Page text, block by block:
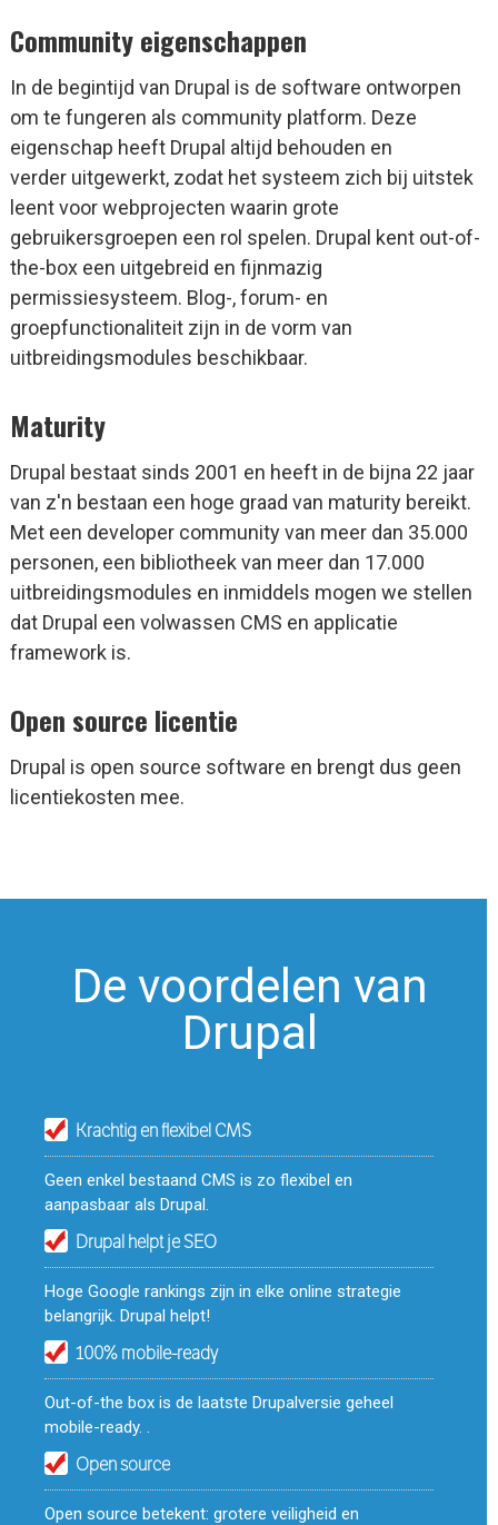
Community eigenschappen
In de begintijd van Drupal is de software ontworpen
om te fungeren als community platform. Deze
eigenschap heeft Drupal altijd behouden en
verder uitgewerkt, zodat het systeem zich bij uitstek
leent voor webprojecten waarin grote
gebruikersgroepen een rol spelen. Drupal kent out-of-
the-box een uitgebreid en fijnmazig
permissiesysteem. Blog-, forum- en
groepfunctionaliteit zijn in de vorm van
uitbreidingsmodules beschikbaar.
Maturity
Drupal bestaat sinds 2001 en heeft in de bijna 22 jaar
van z'n bestaan een hoge graad van maturity bereikt.
Met een developer community van meer dan 35.000
personen, een bibliotheek van meer dan 17.000
uitbreidingsmodules en inmiddels mogen we stellen
dat Drupal een volwassen CMS en applicatie
framework is.
Open source licentie
Drupal is open source software en brengt dus geen
licentiekosten mee.
De voordelen van
Drupal
Krachtig en flexibel CMS
Geen enkel bestaand CMS is zo flexibel en
aanpasbaar als Drupal.
Drupal helpt je SEO
Hoge Google rankings zijn in elke online strategie
belangrijk. Drupal helpt!
100% mobile-ready
Out-of-the box is de laatste Drupalversie geheel
mobile-ready. .
Open source
Open source betekent: grotere veiligheid en